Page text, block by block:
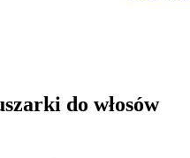
do włosów